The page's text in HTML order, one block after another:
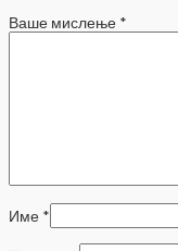
Ваше мислење *
Име *